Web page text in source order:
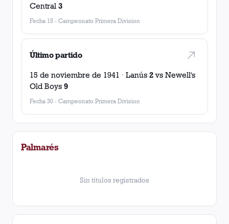
Central 3
Fecha 15 - Campeonato Primera Division
Último partido
15 de noviembre de 1941 · Lanús 2vs Newell's
Old Boys 9
Fecha 30 - Campeonato Primera Division
Palmarés
Sin títulos registrados